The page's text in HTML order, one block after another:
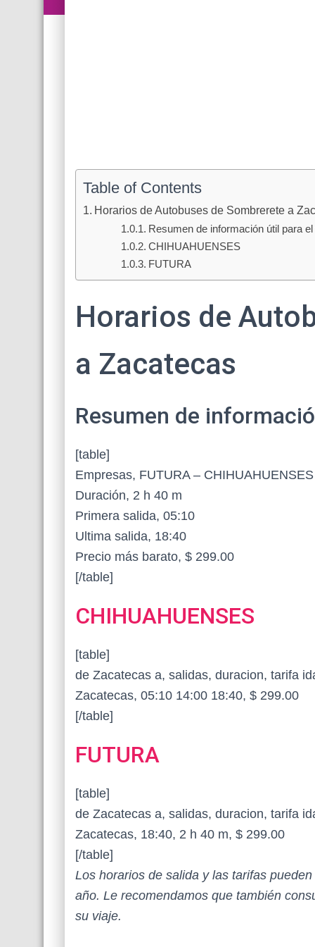
Table of Contents
Horarios de Autobuses de Sombrerete a
Resumen de información útil para
CHIHUAHUENSES
FUTURA
Horarios de
a Zacatecas
Resumen de
[table]
Empresas, FUTURA – CHIHUAHUENSES
Duración, 2 h 40 m
Primera salida, 05:10
Ultima salida, 18:40
Precio más barato, $ 299.00
[/table]
CHIHUAHUENSES
[table]
de Zacatecas a, salidas, duracion, tarifa
Zacatecas, 05:10 14:00 18:40, $ 299.00
[/table]
FUTURA
[table]
de Zacatecas a, salidas, duracion, tarifa
Zacatecas, 18:40, 2 h 40 m, $ 299.00
[/table]
Los horarios de salida y las tarifas
año. Le recomendamos que también
su viaje.